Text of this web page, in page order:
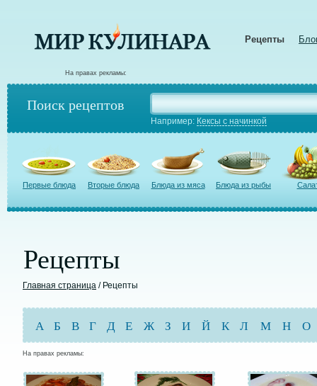
Рецепты
На правах рекламы:
Поиск рецептов
Например: Кексы с начинкой
Первые блюда Вторые блюда Блюда из мяса Блюда из рыбы
Рецепты
Главная страница / Рецепты
А Б В Г Д Е Ж З И Й К Л М Н О
На правах рекламы: